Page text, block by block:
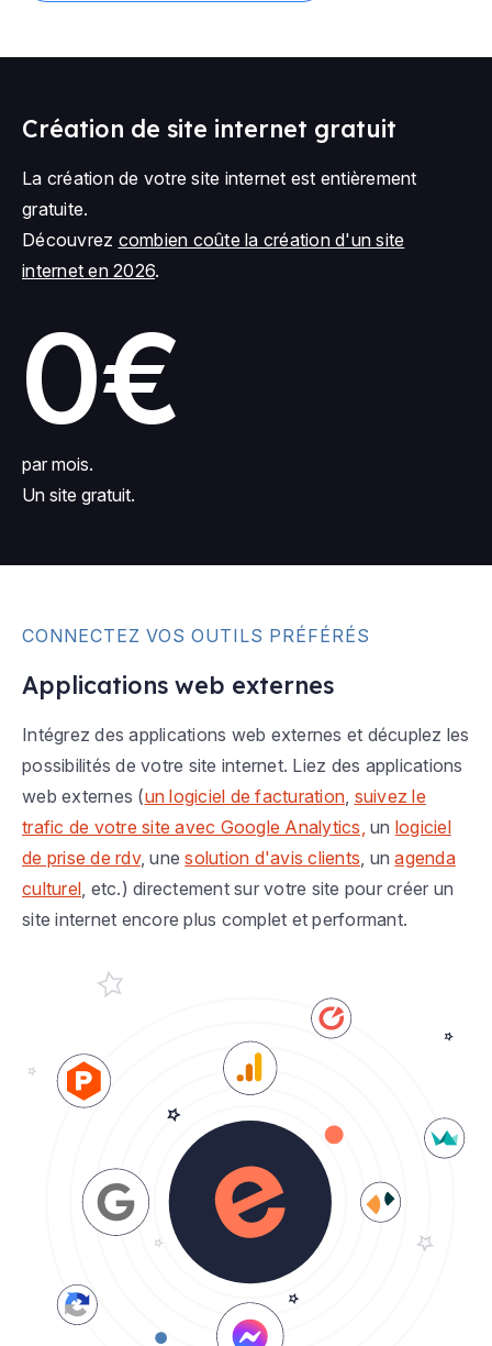
Création de site internet gratuit
La création de votre site internet est entièrement
gratuite.
Découvrez combien coûte la création d'un site
internet en 2026.
0€
par mois.
Un site gratuit.
CONNECTEZ VOS OUTILS PRÉFÉRÉS
Applications web externes
Intégrez des applications web externes et décuplez les
possibilités de votre site internet. Liez des applications
web externes (un logiciel de facturation, suivez le
trafic de votre site avec Google Analytics, un logiciel
de prise de rdv, unesolution d'avis clients, unagenda
culturel, etc.) directement sur votre site pour créer un
site internet encore plus complet et performant.